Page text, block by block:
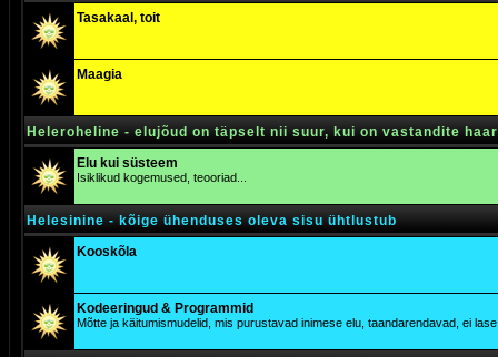
Tasakaal, toit
Maagia
Heleroheline - elujõud on täpselt nii suur, kui on vastandite
Elu kui süsteem
Isiklikud kogemused, teooriad...
Helesinine - kõige ühenduses oleva sisu ühtlustub
Kooskõla
Kodeeringud & Programmid
Mõtte ja käitumismudelid, mis purustavad inimese elu, taandarendavad, ei